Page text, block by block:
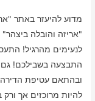
מדוע להיעזר באתר
"אריזה והובלה
לנעימים מהרגיל!
התבצעה בשבילכם!
ובהתאם עטיפת הדירה
להיות מרוכזים אך